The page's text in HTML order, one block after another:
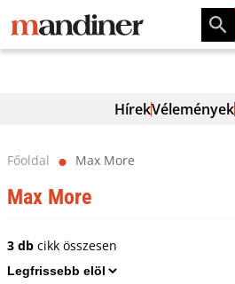
HírekVélemények
Főoldal ⬤ Max More
Max More
3 dbcikk összesen